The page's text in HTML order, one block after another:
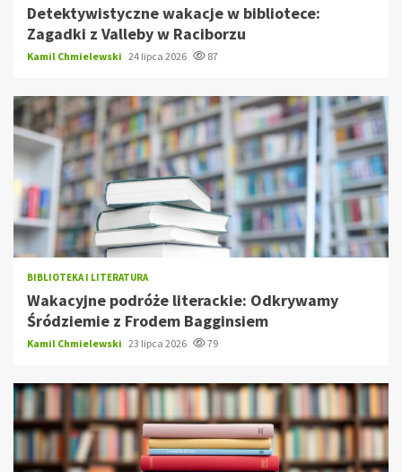
Detektywistyczne wakacje w bibliotece:
Zagadki z Valleby w Raciborzu
Kamil Chmielewski 24 lipca 2026 87
BIBLIOTEKA I LITERATURA
Wakacyjne podróże literackie: Odkrywamy
Śródziemie z Frodem Bagginsiem
Kamil Chmielewski 23 lipca 2026 79